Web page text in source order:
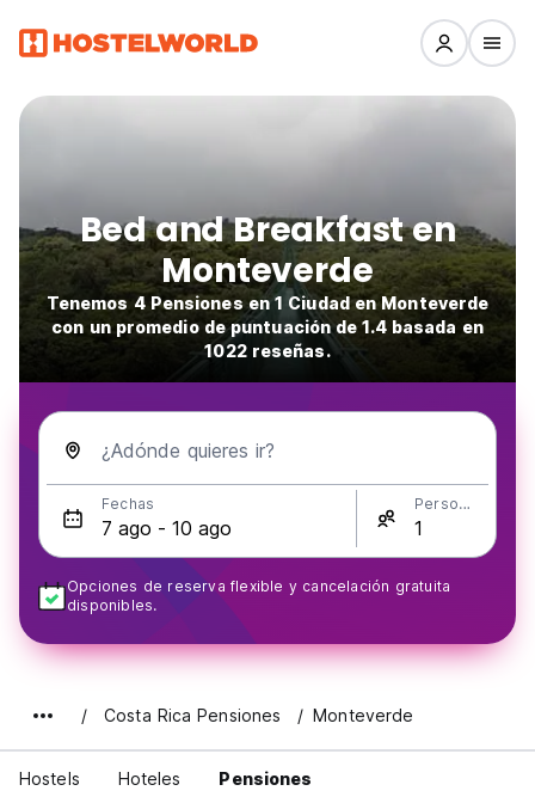
Bed and Breakfast en
Monteverde
Tenemos 4 Pensiones en 1 Ciudad en Monteverde
con un promedio de puntuación de 1.4 basada en
1022 reseñas.
¿Adónde quieres ir?
Fechas Personas
Opciones de reserva flexible y cancelación gratuita
disponibles.
Costa Rica Pensiones Monteverde
Hostels Hoteles Pensiones